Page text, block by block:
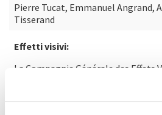
Pierre Tucat, Emmanuel Angrand,
Tisserand
Effetti visivi:
La Compagnie Générale des Effets